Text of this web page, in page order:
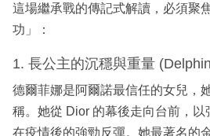
這場繼承戰的傳記式解讀，必須聚
功」：
1. 長公主的沉穩與重量
德爾菲娜是阿爾諾最信任的女兒，
稱。她從 Dior 的幕後走向台前，
在疫情後的強勁反彈。她最著名的